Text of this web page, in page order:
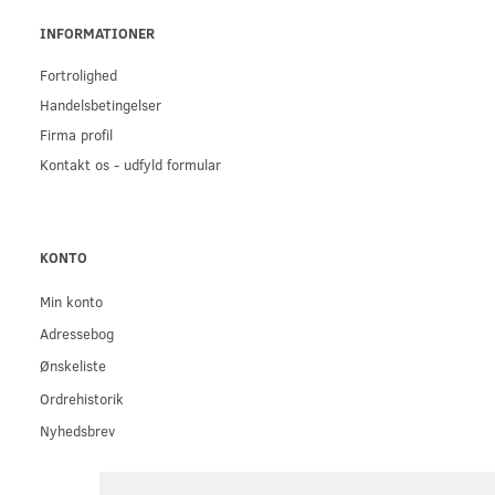
INFORMATIONER
Fortrolighed
Handelsbetingelser
Firma profil
Kontakt os - udfyld formular
KONTO
Min konto
Adressebog
Ønskeliste
Ordrehistorik
Nyhedsbrev